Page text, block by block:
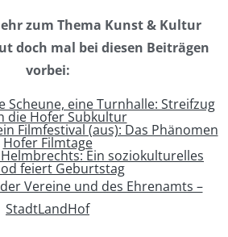
zum Thema Kunst & Kultur
doch mal bei diesen Beiträgen
vorbei:
Scheune, eine Turnhalle: Streifzug
die Hofer Subkultur
Filmfestival (aus): Das Phänomen
Hofer Filmtage
Ein soziokulturelles
feiert Geburtstag
Vereine und des Ehrenamts –
StadtLandHof